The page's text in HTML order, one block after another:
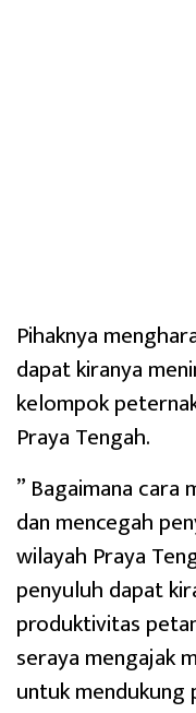
Pihaknya
dapat kiranya
kelompok
Praya Tengah.
” Bagaimana
dan mencegah
wilayah Praya
penyuluh dapat
produktivitas
seraya mengajak
untuk mendukung